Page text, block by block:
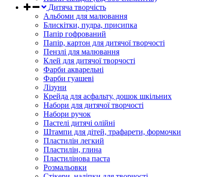
Дитяча творчість
Альбоми для малювання
Блискітки, пудра, присипка
Папір гофрований
Папір, картон для дитячої творчості
Пензлі для малювання
Клей для дитячої творчості
Фарби акварельні
Фарби гуашеві
Лізуни
Крейда для асфальту, дошок шкільних
Набори для дитячої творчості
Набори ручок
Пастелі дитячі олійні
Штампи для дітей, трафарети, формочки
Пластилін легкий
Пластилін, глина
Пластилінова паста
Розмальовки